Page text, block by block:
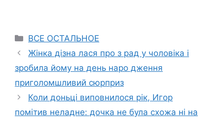
Categories
ВСЕ ОСТАЛЬНОЕ
Жінка дізна лася про з рад у чоловіка і
зробила йому на день наро дження
приголомшливий сюрприз
Коли доньці виповнилося рік, Игор
помітив неладне: дочка не була схожа ні на